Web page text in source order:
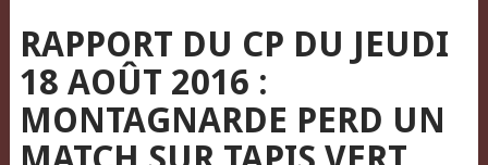
RAPPORT DU CP DU JEUDI
18 AOÛT 2016 :
MONTAGNARDE PERD UN